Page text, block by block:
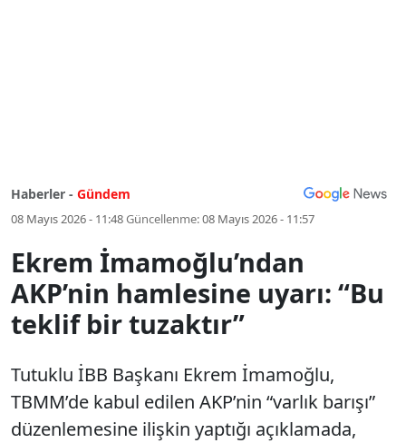
Haberler - Gündem
08 Mayıs 2026 - 11:48Güncellenme:08 Mayıs 2026 - 11:57
Ekrem İmamoğlu’ndan
AKP’nin hamlesine uyarı: “Bu
teklif bir tuzaktır”
Tutuklu İBB Başkanı Ekrem İmamoğlu,
TBMM’de kabul edilen AKP’nin “varlık barışı”
düzenlemesine ilişkin yaptığı açıklamada,